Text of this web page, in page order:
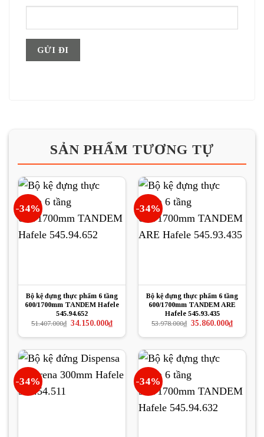
SẢN PHẨM TƯƠNG TỰ
-34%
Bộ kệ đựng thực phẩm 6 tầng
600/1700mm TANDEM Hafele
545.94.652
51.407.000₫ Giá
là:
34.150.000₫Giá
hiện
tại
34.150.000₫.
-34%
Bộ kệ đựng thực phẩm 6 tầng
600/1700mm TANDEM ARE
Hafele 545.93.435
53.978.000₫ Giá
là:
35.860.000₫Giá
hiện
tại
-34% -34%